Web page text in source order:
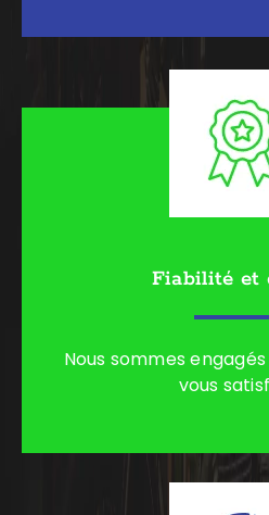
Fiabilité et
Nous sommes
vous